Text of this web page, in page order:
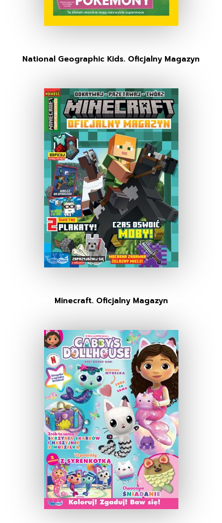
National Geographic Kids. Oficjalny Magazyn
Minecraft. Oficjalny Magazyn